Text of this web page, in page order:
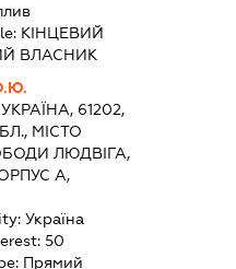
КІНЦЕВИЙ
ВЛАСНИК
УКРАЇНА, 61202,
МІСТО
ЛЮДВІГА,
А,
Україна
50
Прямий